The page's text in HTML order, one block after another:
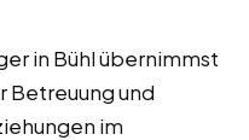
in Bühl übernimmst
Betreuung und
im